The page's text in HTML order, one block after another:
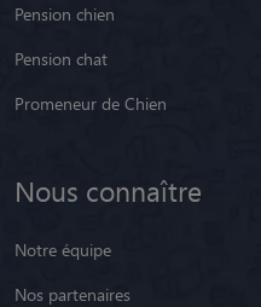
Pension chien
Pension chat
Promeneur de Chien
Nous connaître
Notre équipe
Nos partenaires